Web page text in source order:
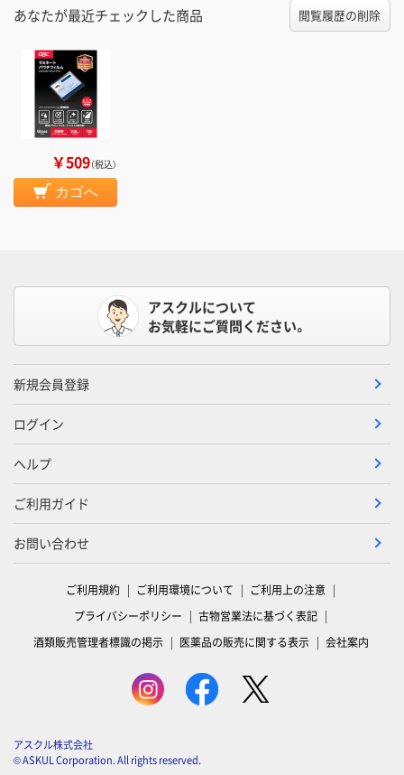
あなたが最近チェックした商品 閲覧履歴の削除
￥509（税込）
カゴへ
アスクルについて
お気軽にご質問ください。
新規会員登録
ログイン
ヘルプ
ご利用ガイド
お問い合わせ
ご利用規約 ご利用環境について
ご利用上の注意
プライバシーポリシー
古物営業法に基づく表記
酒類販売管理者標識の掲示
医薬品の販売に関する表示 会社案内
アスクル株式会社
© ASKUL Corporation. All rights reserved.